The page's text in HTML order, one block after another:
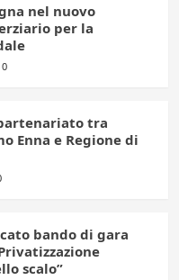
nel nuovo
per la
0
tra
Enna e Regione di
bando di gara
scalo”